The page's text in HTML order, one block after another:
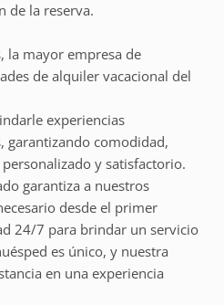
de la reserva.
la mayor empresa de
de alquiler vacacional del
experiencias
garantizando comodidad,
y satisfactorio.
garantiza a nuestros
desde el primer
24/7 para brindar un servicio
es único, y nuestra
en una experiencia